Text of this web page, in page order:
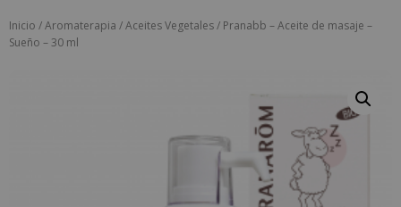
Inicio /Aromaterapia /Aceites Vegetales/ Pranabb – Aceite de masaje –
Sueño – 30 ml